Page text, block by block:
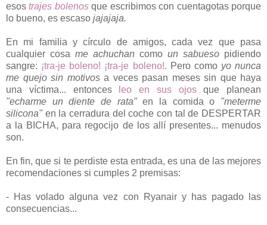
esostrajes bolenosque escribimos con cuentagotas porque
lo bueno, es escaso jajajaja.
En mi familia y círculo de amigos, cada vez que pasa
cualquier cosa me achuchan como un sabueso pidiendo
sangre: ¡tra-je boleno! ¡tra-je boleno!. Pero como yo nunca
me quejo sin motivosa veces pasan meses sin que haya
una víctima... entonces
leo en sus ojosque planean
"echarme un diente de rata"en la comida o "meterme
silicona" en la cerradura del coche con tal de DESPERTAR
a la BICHA, para regocijo de los allí presentes... menudos
son.
En fin, que si te perdiste esta entrada, es una de las mejores
recomendaciones si cumples 2 premisas:
- Has volado alguna vez con Ryanair y has pagado las
consecuencias...